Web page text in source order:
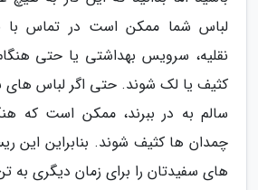
لباس شما ممکن است در تماس با
نقلیه، سرویس بهداشتی یا حتی
کثیف یا لک شوند. حتی اگر لباس های
سالم به در ببرند، ممکن است که
چمدان ها کثیف شوند. بنابراین این
های سفیدتان را برای زمان دیگری به